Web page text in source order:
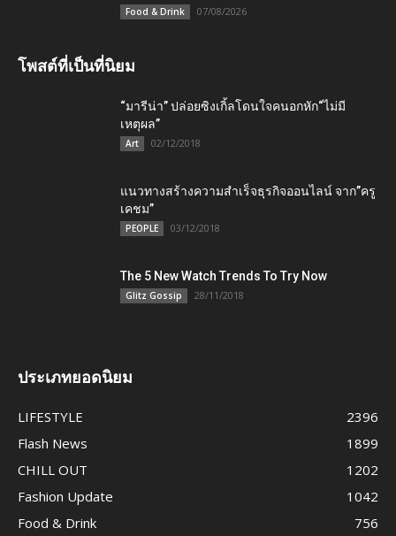
Food & Drink 07/08/2026
โพสต์ที่เป็นที่นิยม
“มารีน่า” ปล่อยซิงเกิ้ลโดนใจคนอกหัก“ไม่มี
เหตุผล”
Art 02/12/2018
แนวทางสร้างความสำเร็จธุรกิจออนไลน์ จาก”ครู
เคชม”
PEOPLE 03/12/2018
The 5 New Watch Trends To Try Now
Glitz Gossip 28/11/2018
ประเภทยอดนิยม
LIFESTYLE
2396
Flash News
1899
CHILL OUT
1202
Fashion Update
1042
Food & Drink
756